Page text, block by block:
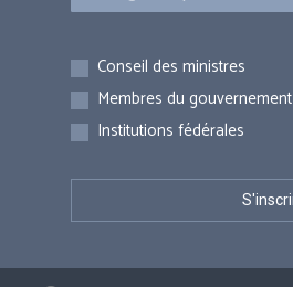
Inscriptions
Conseil des ministres
Membres du gouvernement
Institutions fédérales